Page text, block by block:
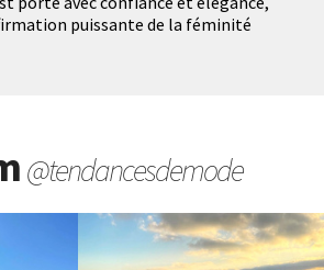
puissante de la féminité
@tendancesdemode